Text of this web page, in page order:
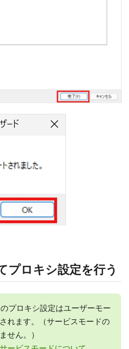
ロキシ設定を行う
プロキシ設定はユーザーモー
れます。（サービスモードの
せん。）